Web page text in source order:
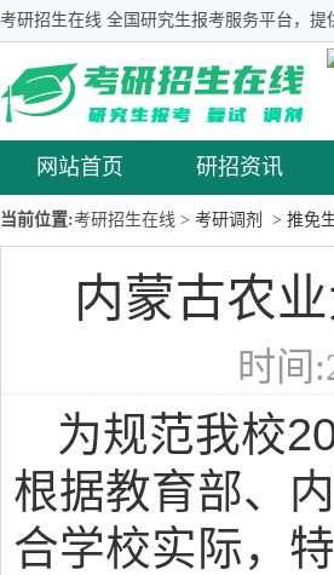
考研招生在线 全国研究生报考服务平台，
网站首页 研招资讯
当前位置:考研招生在线 > 考研调剂 > 推免
内蒙古农
时间
为规范我校
根据教育部、
合学校实际，